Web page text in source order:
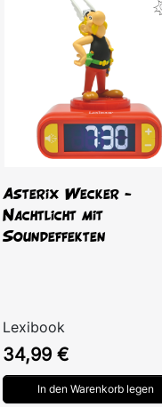
Asterix Wecker -
Nachtlicht mit
Soundeffekten
Lexibook
Preis
34,99 €
In den Warenkorb legen